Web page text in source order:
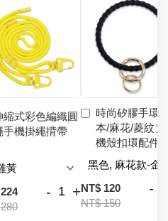
縮式彩色編織圓
手機掛繩揹帶
- +
時尚矽膠手環
本/麻花/菱紋）
機殼扣環配件
NT$ 120
NT$ 150
-